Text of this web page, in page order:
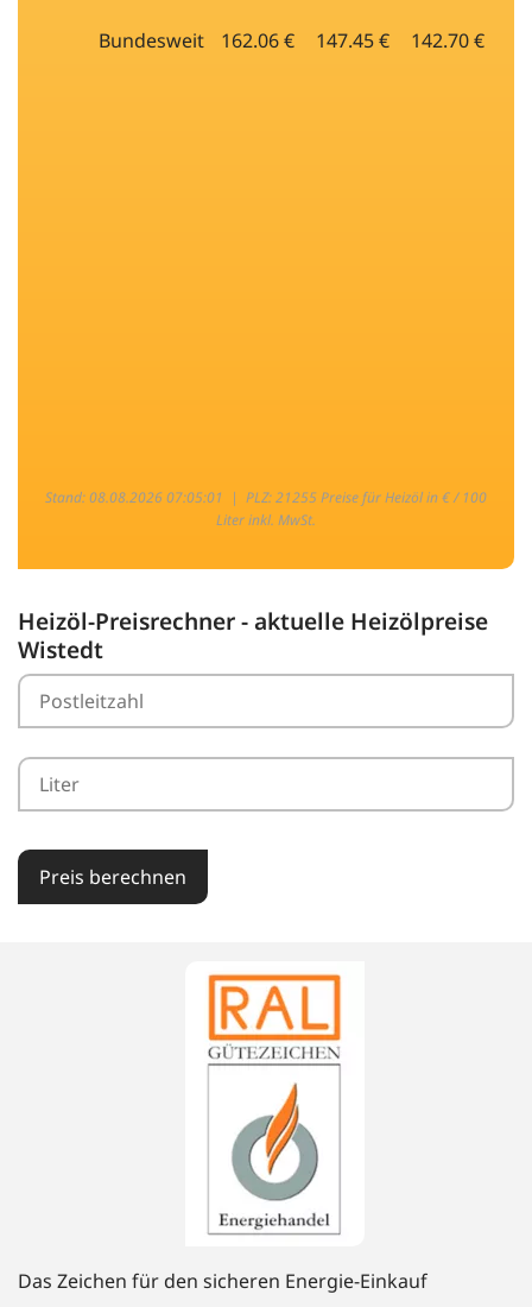
Bundesweit 162.06 € 147.45 € 142.70 €
Stand: 08.08.2026 07:05:01 | PLZ: 21255 Preise für Heizöl in € / 100
Liter inkl. MwSt.
Heizöl-Preisrechner - aktuelle Heizölpreise
Wistedt
Preis berechnen
Das Zeichen für den sicheren Energie-Einkauf